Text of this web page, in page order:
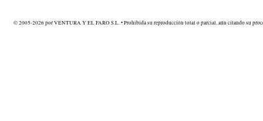
© 2005-2026 por VENTURA Y EL FARO S.L. • Prohibida su reproducción total o parcial, aún citando su